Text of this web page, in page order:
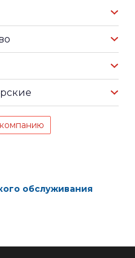
обслуживания